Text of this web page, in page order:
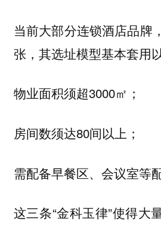
当前大部分连锁酒店品牌
张，其选址模型基本套用
物业面积须超3000㎡；
房间数须达80间以上；
需配备早餐区、会议室等
这三条“金科玉律”使得大